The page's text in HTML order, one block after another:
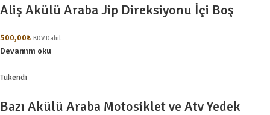
Aliş Akülü Araba Jip Direksiyonu İçi Boş
500,00₺ KDV Dahil
Devamını oku
Tükendi
Bazı Akülü Araba Motosiklet ve Atv Yedek